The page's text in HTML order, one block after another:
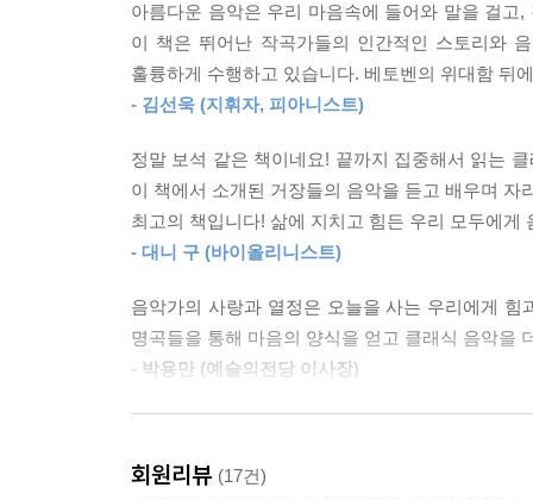
밴드 ‘호피폴라’의 멤버이자 첼리스트 홍진호의 추
임동혁, 조성진, 임윤찬 등 세계적으로 화제가
예술사적으로 가장 중요하고 가치 있는 바로크
누구나 ‘클래식 마니아’ ‘클래식 좀 아는 사람'이 될
“위대한 음악가들의 인생은 곧 그들의 작품이 되었
바로크 고전 거장들에 대한
“베토벤 음악은 너무 길고 지루해.”
“비발디 하면 「사계」 밖에 기억이 안 나”
음악에서만큼은 솔직하고 자유로웠던 비발디, '
아름다운 음악은 우리 마음속에 들어와 말을 걸고
이 책은 뛰어난 작곡가들의 인간적인 스토리와
훌륭하게 수행하고 있습니다. 베토벤의 위대함 뒤
- 김선욱 (지휘자, 피아니스트)
정말 보석 같은 책이네요! 끝까지 집중해서 읽는
이 책에서 소개된 거장들의 음악을 듣고 배우며
최고의 책입니다! 삶에 지치고 힘든 우리 모두에게
- 대니 구 (바이올리니스트)
음악가의 사랑과 열정은 오늘을 사는 우리에게
명곡들을 통해 마음의 양식을 얻고 클래식 음악을
- 박용만 (예술의전당 이사장)
수 있는 기회가 되기를 바랍니다.
회원리뷰 (17건)